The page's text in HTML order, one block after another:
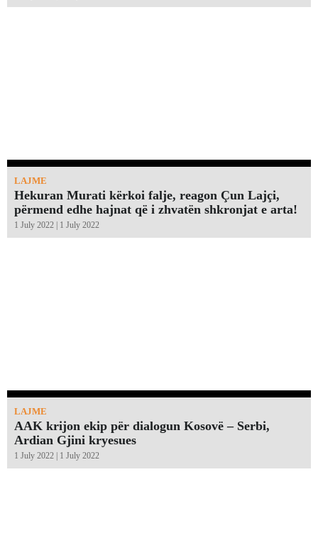
LAJME
Hekuran Murati kërkoi falje, reagon Çun Lajçi,
përmend edhe hajnat që i zhvatën shkronjat e arta!￼
1 July 2022 | 1 July 2022
LAJME
AAK krijon ekip për dialogun Kosovë – Serbi,
Ardian Gjini kryesues
1 July 2022 | 1 July 2022